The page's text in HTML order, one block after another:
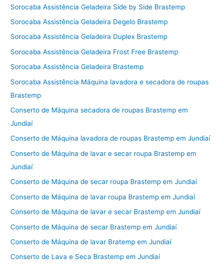
Sorocaba Assistência Geladeira Side by Side Brastemp
Sorocaba Assistência Geladeira Degelo Brastemp
Sorocaba Assistência Geladeira Duplex Brastemp
Sorocaba Assistência Geladeira Frost Free Brastemp
Sorocaba Assistência Geladeira Brastemp
Sorocaba Assistência Máquina lavadora e secadora de roupas
Brastemp
Conserto de Máquina secadora de roupas Brastemp em
Jundiaí
Conserto de Máquina lavadora de roupas Brastemp em Jundiaí
Conserto de Máquina de lavar e secar roupa Brastemp em
Jundiaí
Conserto de Máquina de secar roupa Brastemp em Jundiaí
Conserto de Máquina de lavar roupa Brastemp em Jundiaí
Conserto de Máquina de lavar e secar Brastemp em Jundiaí
Conserto de Máquina de secar Brastemp em Jundiaí
Conserto de Máquina de lavar Bratemp em Jundiaí
Conserto de Lava e Seca Brastemp em Jundiaí